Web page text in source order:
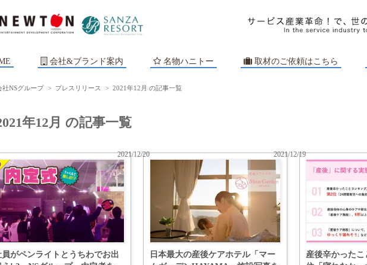
会社&ブランド案内 名物ハニトー 取材のご依頼はこちら
社NSグループ > プレスリリース > 2021年12月 の記事一覧
年12月 の記事一覧
員がペンライトとうちわでお出
日本最大の産後ケアホテル「マー
2021/12/20
産後辛かった
2021/12/19